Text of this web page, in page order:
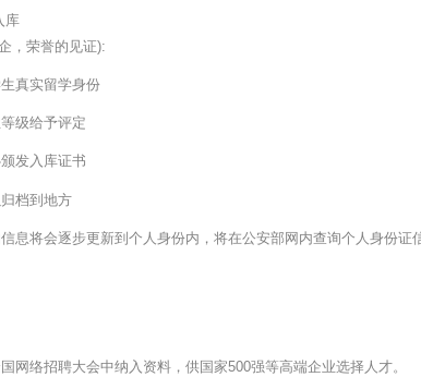
库
，荣誉的见证):
真实留学身份
级给予评定
发入库证书
档到地方
息将会逐步更新到个人身份内，将在公安部网内查询个人身份证
网络招聘大会中纳入资料，供国家500强等高端企业选择人才。